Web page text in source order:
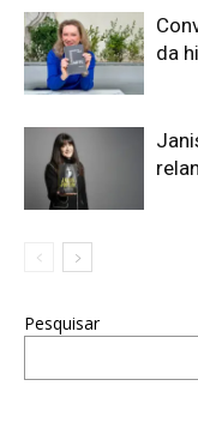
da
Pesquisar